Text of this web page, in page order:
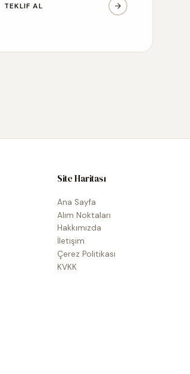
TEKLIF AL
Site Haritası
Ana Sayfa
Alım Noktaları
Hakkımızda
İletişim
Çerez Politikası
KVKK